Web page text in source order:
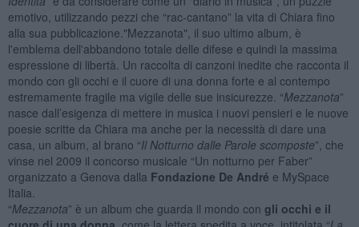
emotivo, utilizzando pezzi che “rac-cantano” la vita di Chiara fino
alla sua pubblicazione."Mezzanota", il suo ultimo album, è
l'emblema dell'abbandono totale delle difese e quindi la massima
espressione di libertà. Un raccolta di canzoni inedite che racconta il
mondo con gli occhi e il cuore di una donna forte e al contempo
estremamente fragile ma vigile delle sue insicurezze. “Mezzanota”
nasce dall’esigenza di mettere in musica i nuovi pensieri e le nuove
poesie scritte da Chiara ma anche per la necessità di dare una
casa, un album, al brano “Il Notturno dalle Parole scomposte”, che
vinse nel 2009 il concorso musicale “Un notturno per Faber”
organizzato a Genova dalla Fondazione De André e MySpace
Italia.
“Mezzanota” è un album che guarda il mondo con gli occhi e il